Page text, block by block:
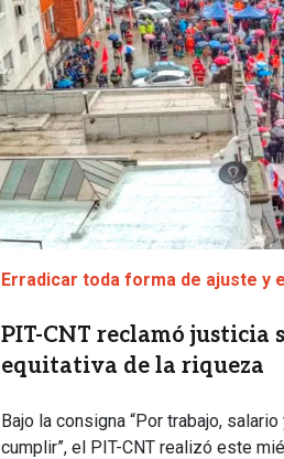
Erradicar toda forma de ajuste y
PIT-CNT reclamó
equitativa de la riqueza
Bajo la consigna “Por trabajo,
cumplir”, el PIT-CNT realizó este